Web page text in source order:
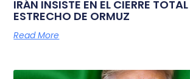
IRÁN INSISTE EN EL CIERRE
ESTRECHO DE ORMUZ
Read More